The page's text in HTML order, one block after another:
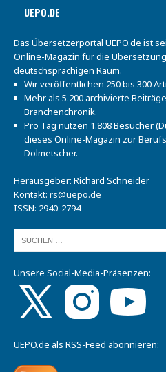
UEPO.DE
Das Übersetzerportal UEPO.de ist
Online-Magazin für die
deutschsprachigen Raum.
Wir veröffentlichen 250 bis 300
Mehr als 5.200 archivierte
Branchenchronik.
Pro Tag nutzen 1.808 Besucher
dieses Online-Magazin zur
Dolmetscher.
Herausgeber: Richard Schneider
Kontakt: rs@uepo.de
ISSN: 2940-2794
Unsere Social-Media-Präsenzen:
UEPO.de als RSS-Feed abonnieren: